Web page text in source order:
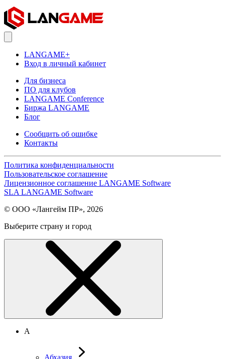
LANGAME+
Вход в личный кабинет
Для бизнеса
ПО для клубов
LANGAME Conference
Биржа LANGAME
Блог
Сообщить об ошибке
Контакты
Политика конфиденциальности
Пользовательское соглашение
Лицензионное соглашение LANGAME Software
SLA LANGAME Software
© ООО «Лангейм ПР», 2026
Выберите страну и город
А